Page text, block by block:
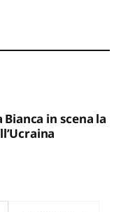
in scena la